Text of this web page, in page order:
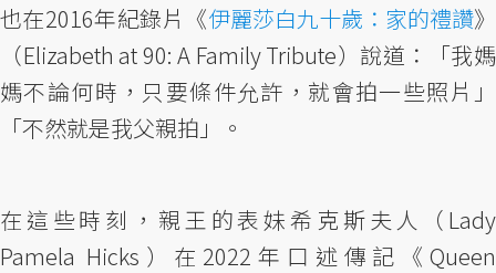
也在2016年紀錄片《伊麗莎白九十歲：家的禮讚》
（Elizabeth at 90: A Family Tribute）說道：「我媽
媽不論何時，只要條件允許，就會拍一些照片」
「不然就是我父親拍」。
在這些時刻，親王的表妹希克斯夫人（Lady
Pamela Hicks）在2022年口述傳記《Queen